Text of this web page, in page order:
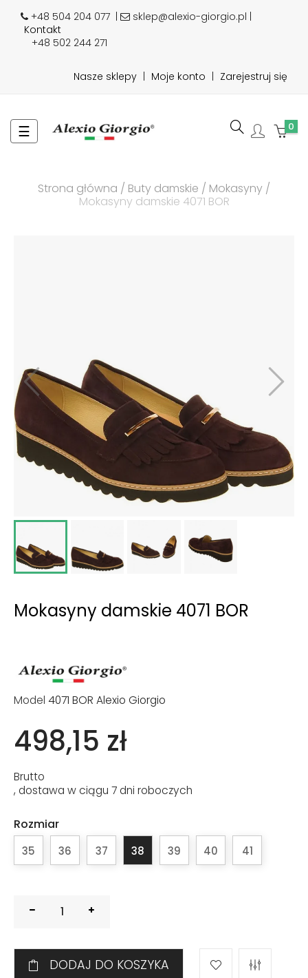
+48 504 204 077
sklep@alexio-giorgio.pl |
Kontakt
+48 502 244 271
Nasze sklepy Moje konto Zarejestruj się
Toggle
navigation
☰ 0
Strona główna Buty damskie
Mokasyny
Mokasyny damskie 4071 BOR
Mokasyny damskie 4071 BOR
Model 4071 BOR Alexio Giorgio
498,15 zł
Brutto
, dostawa w ciągu 7 dni roboczych
Rozmiar
35 36 37 38 39 40 41
DODAJ DO KOSZYKA